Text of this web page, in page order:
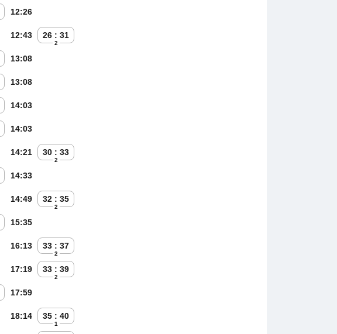
12:26
26 : 31
2
12:43
13:08
13:08
14:03
14:03
30 : 33
2
14:21
14:33
32 : 35
2
14:49
15:35
33 : 37
2
16:13
33 : 39
2
17:19
17:59
35 : 40
1
18:14